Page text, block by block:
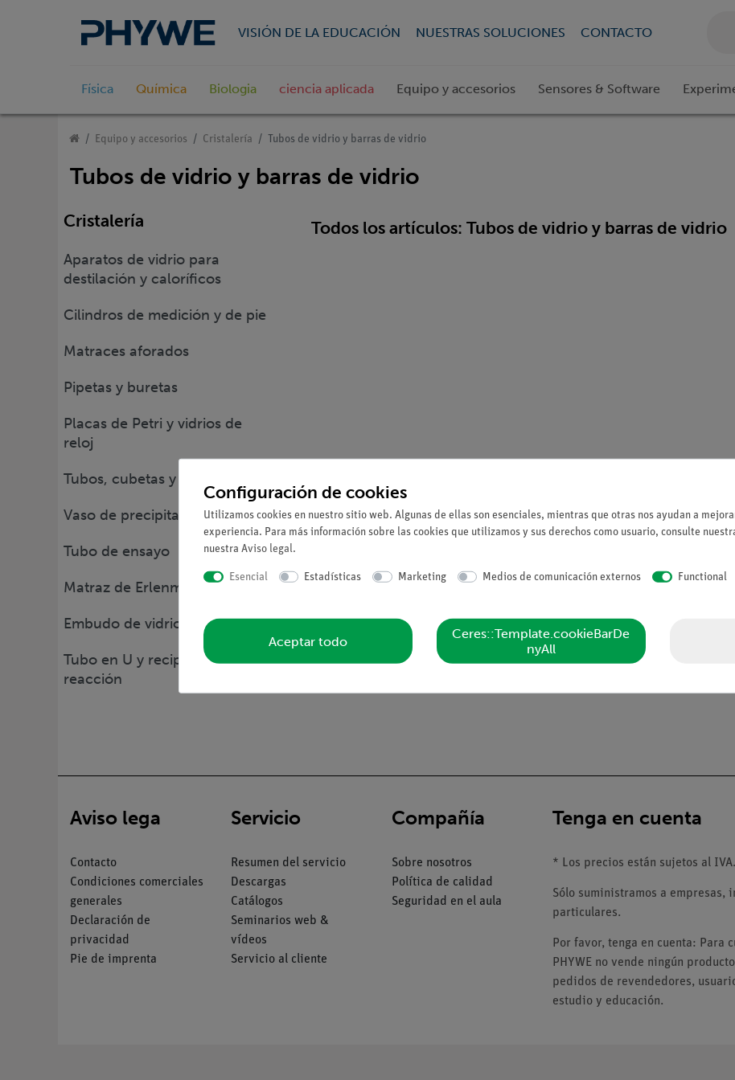
VISIÓN DE LA EDUCACIÓN NUESTRAS SOLUCIONES CONTACTO
Física Química Biologia ciencia aplicada Equipo y accesorios Sensores & Software
Equipo y accesorios Cristalería Tubos de vidrio y barras de vidrio
Tubos de vidrio y barras de vidrio
Cristalería
Aparatos de vidrio para
destilación y caloríficos
Cilindros de medición y de pie
Matraces aforados
Pipetas y buretas
Placas de Petri y vidrios de
reloj
Tubos, cubetas y placas
Vaso de precipitado
Tubo de ensayo
Matraz de Erlenmeyer
Embudo de vidrio
Tubo en U y recipientes de
reacción
Todos los artículos: Tubos de vidrio y barras de vidrio
Aviso lega
Contacto
Condiciones comerciales
generales
Declaración de
privacidad
Pie de imprenta
Servicio
Resumen del servicio
Descargas
Catálogos
Seminarios web &
vídeos
Servicio al cliente
Compañía
Sobre nosotros
Política de calidad
Seguridad en el aula
Tenga en cuenta
* Los precios están sujetos al IVA.
Sólo suministramos a empresas,
particulares.
Por favor, tenga en cuenta: Para
PHYWE no vende ningún
pedidos de revendedores,
estudio y educación.
Configuración de cookies
Utilizamos cookies en nuestro sitio web. Algunas de ellas son esenciales, mientras que otras nos ayudan a
experiencia. Para más información sobre las cookies que utilizamos y sus derechos como usuario, consulte
nuestra Aviso legal.
Esencial Estadísticas Marketing Medios de comunicación externos Functional
Aceptar todo
Ceres::Template.cookieBarDe
nyAll